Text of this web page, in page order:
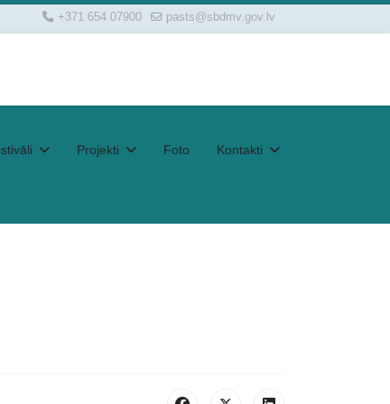
+371 654 07900 pasts@sbdmv.gov.lv
Projekti Foto Kontakti